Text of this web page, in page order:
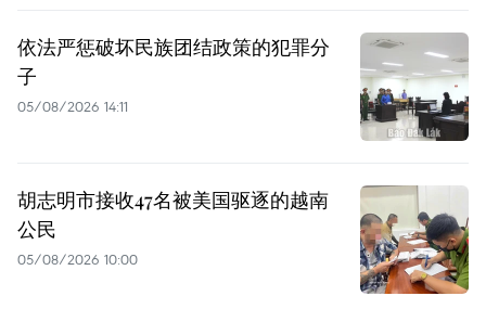
依法严惩破坏民族团结政策的犯罪分
子
05/08/2026 14:11
胡志明市接收47名被美国驱逐的越南
公民
05/08/2026 10:00